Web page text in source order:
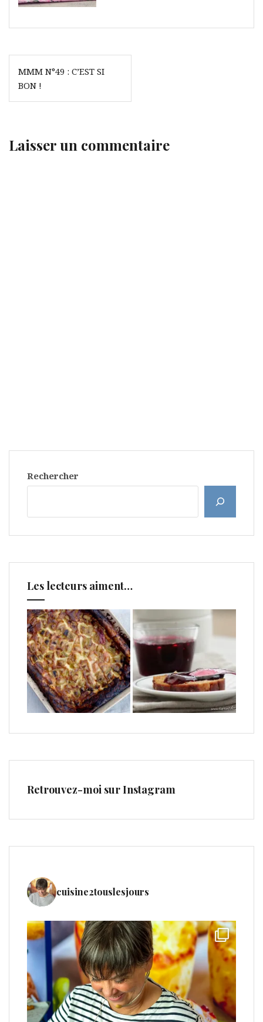
Navigation
de
l’article
MMM N°49 : C’EST SI
BON !
Laisser un commentaire
Rechercher
Les lecteurs aiment…
Retrouvez-moi sur Instagram
cuisine2touslesjours